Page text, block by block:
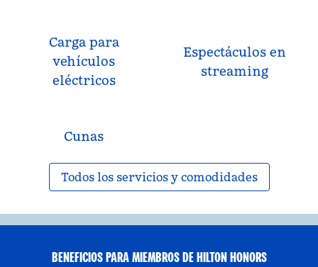
Carga para
vehículos
eléctricos
Espectáculos en
streaming
Cunas
Todos los servicios y comodidades
BENEFICIOS PARA MIEMBROS DE HILTON HONORS